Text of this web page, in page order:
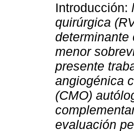
Introducción:
quirúrgica
determinante
menor
presente
angiogénica
(CMO)
evaluación